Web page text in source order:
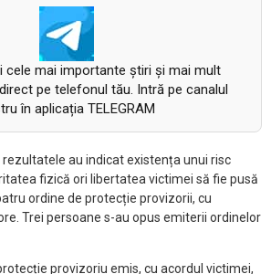
cele mai importante știri și mai mult
pe telefonul tău. Intră pe canalul
în aplicația TELEGRAM
au indicat existența unui risc
fizică ori libertatea victimei să fie pusă
ordine de protecție provizorii, cu
Trei persoane s-au opus emiterii ordinelor
provizoriu emis, cu acordul victimei,